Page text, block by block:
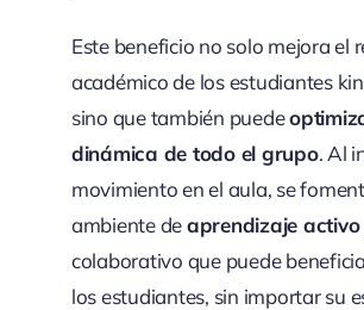
Este beneficio no solo mejora el
académico de los estudiantes
sino que también puede
dinámica de todo el grupo. Al
movimiento en el aula, se
ambiente deaprendizaje activo
colaborativo que puede
los estudiantes, sin importar su